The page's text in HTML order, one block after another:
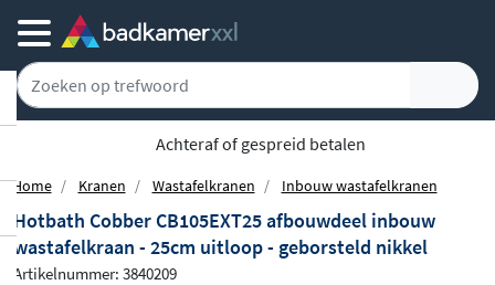
Achteraf of gespreid betalen
Home Kranen Wastafelkranen Inbouw wastafelkranen
Hotbath Cobber CB105EXT25 afbouwdeel inbouw
wastafelkraan - 25cm uitloop - geborsteld nikkel
Artikelnummer: 3840209